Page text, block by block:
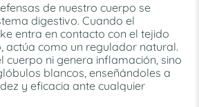
de nuestro cuerpo se
digestivo. Cuando el
entra en contacto con el tejido
actúa como un regulador natural.
cuerpo ni genera inflamación, sino
blancos, enseñándoles a
y eficacia ante cualquier